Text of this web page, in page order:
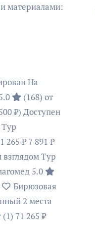
материалами:
На
(168) от
₽) Доступен
265 ₽7 891 ₽
Тур
5.0
Бирюзовая
2 места
(1) 71 265 ₽